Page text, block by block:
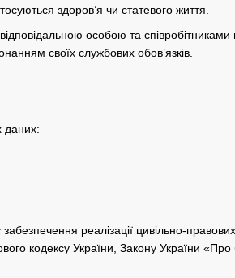
здоров’я чи статевого життя.
особою та
своїх службових обов’язків.
даних:
реалізації цивільно-
кодексу України, Закону України «Про